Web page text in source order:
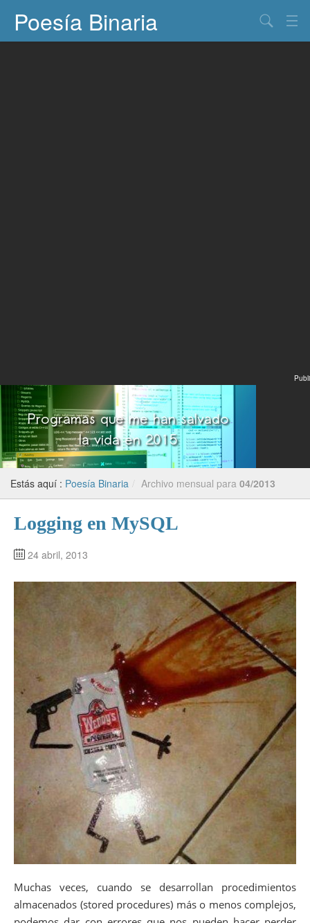
Poesía Binaria
Publi
Estás aquí : Poesía Binaria / Archivo mensual para 04/2013
Logging en MySQL
24 abril, 2013
Muchas veces, cuando se desarrollan procedimientos
almacenados (stored procedures) más o menos complejos,